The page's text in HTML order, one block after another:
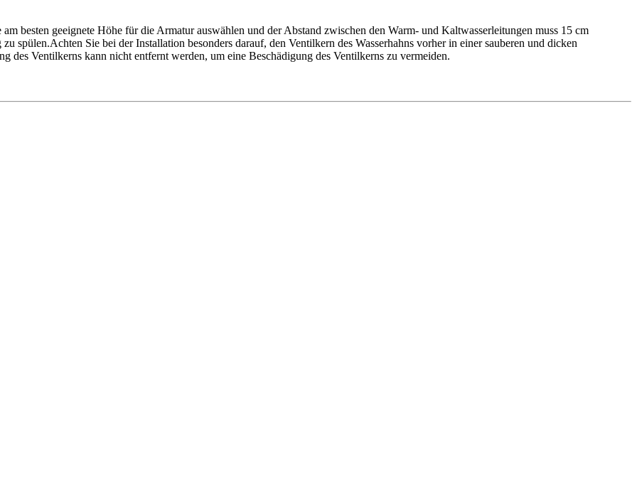
besten geeignete Höhe für die Armatur auswählen und der Abstand zwischen den Warm- und Kaltwasserleitungen muss 15 cm
spülen.Achten Sie bei der Installation besonders darauf, den Ventilkern des Wasserhahns vorher in einer sauberen und dicken
des Ventilkerns kann nicht entfernt werden, um eine Beschädigung des Ventilkerns zu vermeiden.